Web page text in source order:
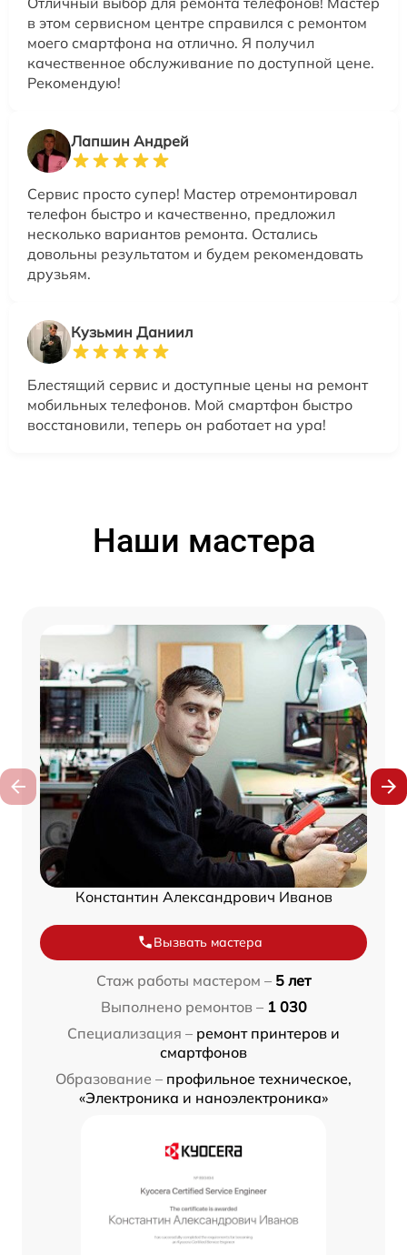
в этом сервисном центре справился с ремонтом
моего смартфона на отлично. Я получил
качественное обслуживание по доступной цене.
Рекомендую!
Лапшин Андрей
Сервис просто супер! Мастер отремонтировал
телефон быстро и качественно, предложил
несколько вариантов ремонта. Остались
довольны результатом и будем рекомендовать
друзьям.
Кузьмин Даниил
Блестящий сервис и доступные цены на ремонт
мобильных телефонов. Мой смартфон быстро
восстановили, теперь он работает на ура!
Наши мастера
Константин Александрович Иванов
Вызвать мастера
Стаж работы мастером – 5 лет
Выполнено ремонтов – 1 030
Специализация – ремонт принтеров и
смартфонов
Образование – профильное техническое,
«Электроника и наноэлектроника»